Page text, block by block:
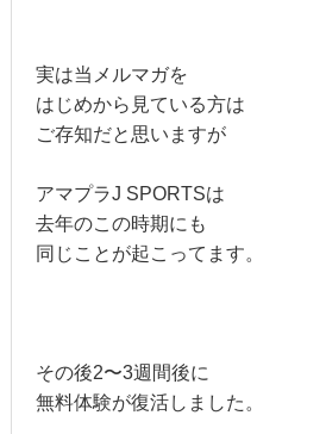
実は当メルマガを
はじめから見ている方は
ご存知だと思いますが
アマプラJ SPORTSは
去年のこの時期にも
同じことが起こってます。
その後2〜3週間後に
無料体験が復活しました。